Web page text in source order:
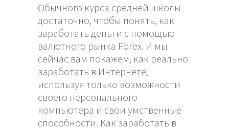
Обычного курса средней школы
достаточно, чтобы понять, как
заработать деньги с помощью
валютного рынка Forex. И мы
сейчас вам покажем, как реально
заработать в Интернете,
используя только возможности
своего персонального
компьютера и свои умственные
способности. Как заработать в